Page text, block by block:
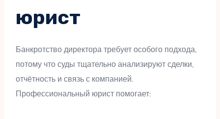
юрист
Банкротство директора требует особого подхода,
потому что суды тщательно анализируют сделки,
отчётность и связь с компанией.
Профессиональный юрист помогает: